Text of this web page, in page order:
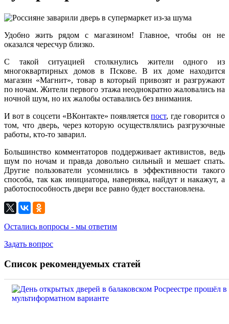
Удобно жить рядом с магазином! Главное, чтобы он не
оказался чересчур близко.
С такой ситуацией столкнулись жители одного из
многоквартирных домов в Пскове. В их доме находится
магазин «Магнит», товар в который привозят и разгружают
по ночам. Жители первого этажа неоднократно жаловались на
ночной шум, но их жалобы оставались без внимания.
И вот в соцсети «ВКонтакте» появляетсяпост, где говорится о
том, что дверь, через которую осуществлялись разгрузочные
работы, кто-то заварил.
Большинство комментаторов поддерживает активистов, ведь
шум по ночам и правда довольно сильный и мешает спать.
Другие пользователи усомнились в эффективности такого
способа, так как инициатора, наверняка, найдут и накажут, а
работоспособность двери все равно будет восстановлена.
Остались вопросы - мы ответим
Задать вопрос
Список рекомендуемых статей